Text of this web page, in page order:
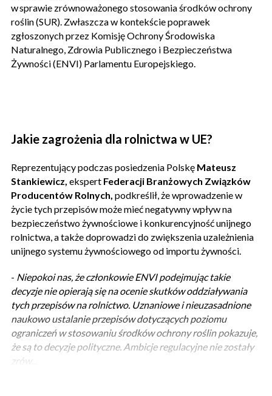
w sprawie zrównoważonego stosowania środków ochrony
roślin (SUR). Zwłaszcza w kontekście poprawek
zgłoszonych przez Komisję Ochrony Środowiska
Naturalnego, Zdrowia Publicznego i Bezpieczeństwa
Żywności (ENVI) Parlamentu Europejskiego.
Jakie zagrożenia dla rolnictwa w UE?
Reprezentujący podczas posiedzenia Polskę Mateusz
Stankiewicz, ekspert Federacji Branżowych Związków
Producentów Rolnych, podkreślił, że wprowadzenie w
życie tych przepisów może mieć negatywny wpływ na
bezpieczeństwo żywnościowe i konkurencyjność unijnego
rolnictwa, a także doprowadzi do zwiększenia uzależnienia
unijnego systemu żywnościowego od importu żywności.
- Niepokoi nas, że członkowie ENVI podejmując takie
decyzje nie opierają się na ocenie skutków oddziaływania
tych przepisów na rolnictwo. Uznaniowe i nieuzasadnione
naukowo ustalanie przepisów dotyczących poziomu
ograniczeń w stosowaniu środków ochrony roślin pokazuje,
że są to decyzje polityczne. Ambicje regulacyjne nie zostały
zrów...